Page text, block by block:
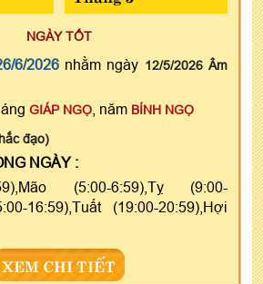
NGÀY TỐT
6/2026nhằm ngày 12/5/2026 Âm
GIÁP NGỌ , năm BÍNH NGỌ
đạo)
NGÀY :
(5:00-6:59),Tỵ (9:00-
16:59),Tuất (19:00-20:59),Hợi
XEM CHI TIẾT